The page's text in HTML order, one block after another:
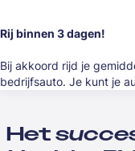
Rij binnen 3 dagen!
Bij akkoord rijd je
bedrijfsauto. Je kunt je
Het